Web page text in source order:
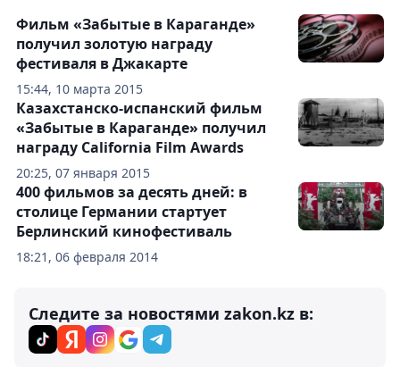
15:44, 10 марта 2015
Фильм «Забытые в Караганде»
получил золотую награду
фестиваля в Джакарте
20:25, 07 января 2015
Казахстанско-испанский фильм
«Забытые в Караганде» получил
награду California Film Awards
18:21, 06 февраля 2014
400 фильмов за десять дней: в
столице Германии стартует
Берлинский кинофестиваль
Следите за новостями zakon.kz в: